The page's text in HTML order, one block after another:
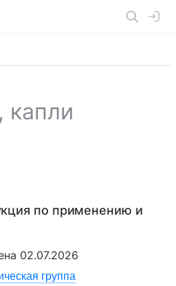
, капли
по применению и
02.07.2026
группа